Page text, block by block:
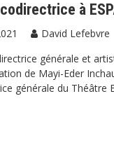
à
David Lefebvre
générale et
de Mayi-Eder
générale du Théâtre